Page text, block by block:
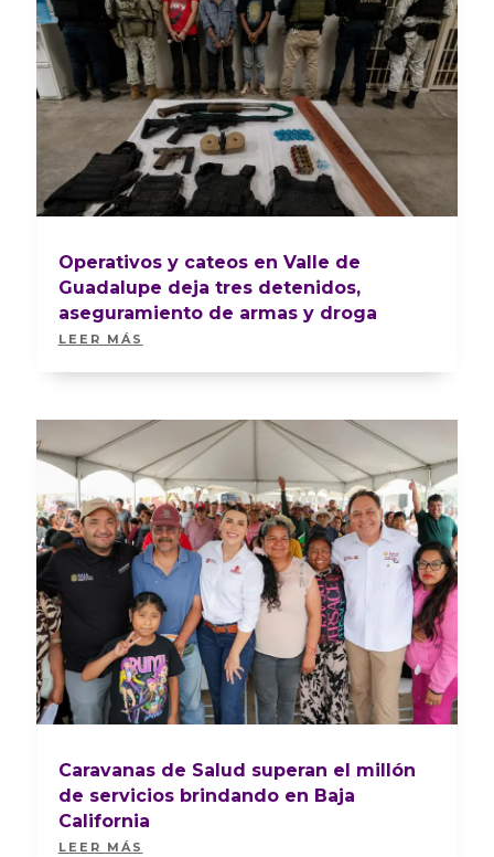
Operativos y cateos en Valle de
Guadalupe deja tres detenidos,
aseguramiento de armas y droga
LEER MÁS
Caravanas de Salud superan el millón
de servicios brindando en Baja
California
LEER MÁS